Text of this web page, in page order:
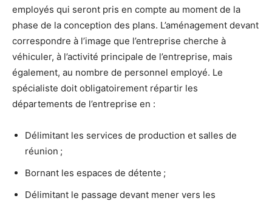
employés qui seront pris en compte au moment de la
phase de la conception des plans. L’aménagement devant
correspondre à l’image que l’entreprise cherche à
véhiculer, à l’activité principale de l’entreprise, mais
également, au nombre de personnel employé. Le
spécialiste doit obligatoirement répartir les
départements de l’entreprise en :
Délimitant les services de production et salles de
réunion ;
Bornant les espaces de détente ;
Délimitant le passage devant mener vers les